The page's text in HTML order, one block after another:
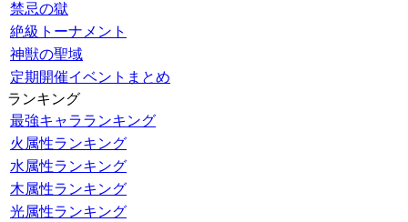
禁忌の獄
絶級トーナメント
神獣の聖域
定期開催イベントまとめ
ランキング
最強キャラランキング
火属性ランキング
水属性ランキング
木属性ランキング
光属性ランキング